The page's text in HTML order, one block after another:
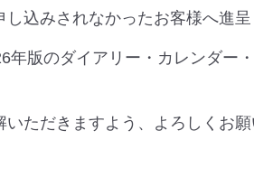
し込みされなかったお客様へ進
年版のダイアリー・カレンダー
いただきますよう、よろしくお願